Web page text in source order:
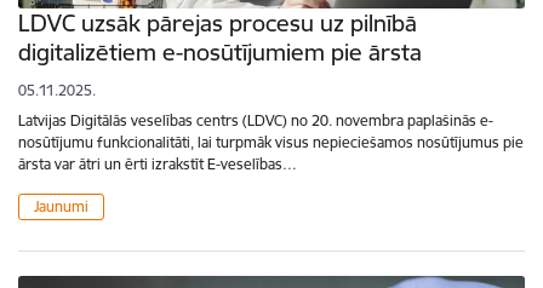
LDVC uzsāk pārejas procesu uz pilnībā
digitalizētiem e-nosūtījumiem pie ārsta
05.11.2025.
Latvijas Digitālās veselības centrs (LDVC) no 20. novembra paplašinās e-
nosūtījumu funkcionalitāti, lai turpmāk visus nepieciešamos nosūtījumus pie
ārsta var ātri un ērti izrakstīt E-veselības…
Jaunumi